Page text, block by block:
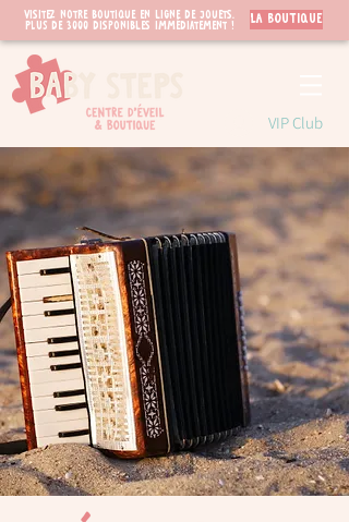
Visitez notre boutique en ligne de jouets.
PLUS de 3000 disponibles immédiatement !
LA BOUTIQUE
VIP Club